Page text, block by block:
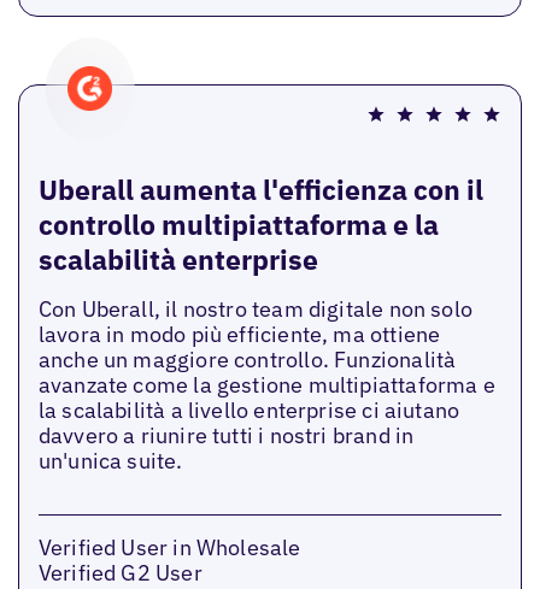
Uberall aumenta l'efficienza con il
controllo multipiattaforma e la
scalabilità enterprise
Con Uberall, il nostro team digitale non solo
lavora in modo più efficiente, ma ottiene
anche un maggiore controllo. Funzionalità
avanzate come la gestione multipiattaforma e
la scalabilità a livello enterprise ci aiutano
davvero a riunire tutti i nostri brand in
un'unica suite.
Verified User in Wholesale
Verified G2 User